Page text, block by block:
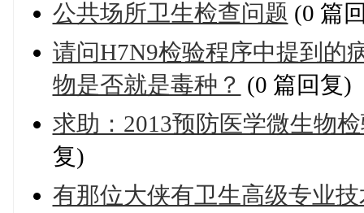
公共场所卫生检查问题 (0 篇
请问H7N9检验程序中提到的
物是否就是毒种？ (0 篇回复)
求助：2013预防医学微生物
复)
有那位大侠有卫生高级专业